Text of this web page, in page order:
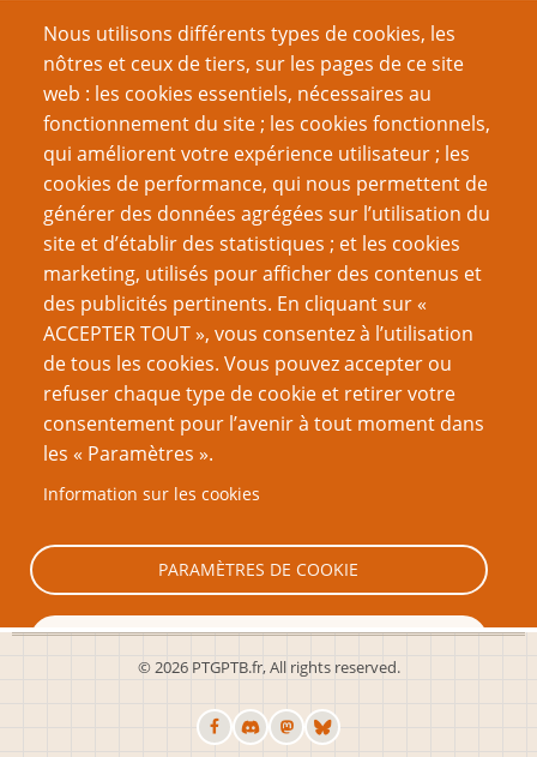
Nous utilisons différents types de cookies, les
nôtres et ceux de tiers, sur les pages de ce site
web : les cookies essentiels, nécessaires au
fonctionnement du site ; les cookies fonctionnels,
qui améliorent votre expérience utilisateur ; les
cookies de performance, qui nous permettent de
générer des données agrégées sur l’utilisation du
site et d’établir des statistiques ; et les cookies
marketing, utilisés pour afficher des contenus et
des publicités pertinents. En cliquant sur «
ACCEPTER TOUT », vous consentez à l’utilisation
de tous les cookies. Vous pouvez accepter ou
refuser chaque type de cookie et retirer votre
consentement pour l’avenir à tout moment dans
les « Paramètres ».
Information sur les cookies
PARAMÈTRES DE COOKIE
TOUT REFUSER
TOUT ACCEPTER
Recherche
Nom d'utilisateur
Mot de passe
Réinitialiser votre mot de passe
© 2026 PTGPTB.fr, All rights reserved.